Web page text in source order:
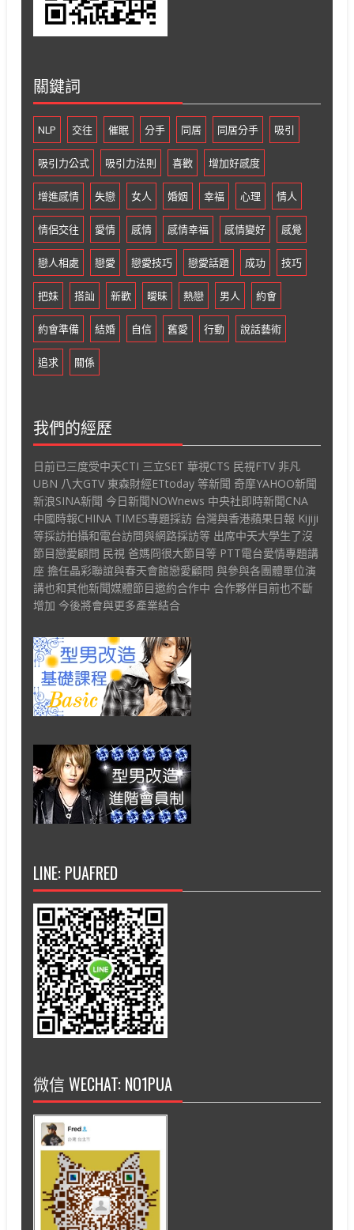
關鍵詞
NLP 交往 催眠 分手 同居 同居分手 吸引
吸引力公式 吸引力法則 喜歡 增加好感度
增進感情 失戀 女人 婚姻 幸福 心理 情人
情侶交往 愛情 感情 感情幸福 感情變好 感覺
戀人相處 戀愛 戀愛技巧 戀愛話題 成功 技巧
把妹 搭訕 新歡 曖昧 熱戀 男人 約會
約會準備 結婚 自信 舊愛 行動 說話藝術
追求 關係
我們的經歷
日前已三度受中天CTI 三立SET 華視CTS 民視FTV 非凡
UBN 八大GTV 東森財經ETtoday 等新聞 奇摩YAHOO新聞
新浪SINA新聞 今日新聞NOWnews 中央社即時新聞CNA
中國時報CHINA TIMES專題採訪 台灣與香港蘋果日報 Kijiji
等採訪拍攝和電台訪問與網路採訪等 出席中天大學生了沒
節目戀愛顧問 民視 爸媽冏很大節目等 PTT電台愛情專題講
座 擔任晶彩聯誼與春天會館戀愛顧問 與參與各團體單位演
講也和其他新聞媒體節目邀約合作中 合作夥伴目前也不斷
增加 今後將會與更多產業結合
LINE: PUAFRED
微信 WECHAT: NO1PUA